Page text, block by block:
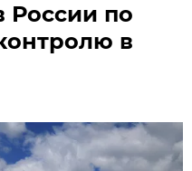
России по
в